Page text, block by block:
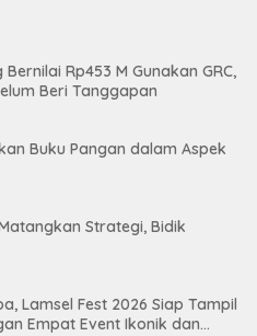
Rp453 M Gunakan GRC,
Beri Tanggapan
Buku Pangan dalam Aspek
Strategi, Bidik
Lamsel Fest 2026 Siap Tampil
Empat Event Ikonik dan